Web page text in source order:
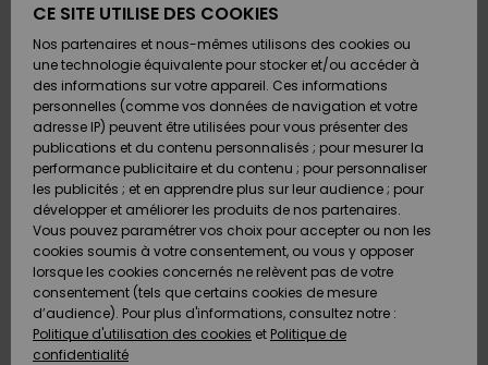
Chaussures
& Tongs
Surf
Snow
Nouveautés
Chaussures
& Tongs
Surf
Snow
Nouveautés
FEMME
A
Découvrir
Snow
SURF
Surf
Shop
Enfant
Highlights
Communauté
SNOW
Snow
Shop
Enfant
Snow
Shop
Femme
A
Découvrir
Communauté
OUTLET
Enfant
Outlet
Femme
AIDE &
CONTACT
Retours
Paiement
Carte
Cadeau
Quiksilver
Freedom
Protection
des
MAGASINS
CE SITE UTILISE DES COOKIES
Nos partenaires et nous-mêmes utilisons des cookies ou
une technologie équivalente pour stocker et/ou accéder à
des informations sur votre appareil. Ces informations
personnelles (comme vos données de navigation et votre
adresse IP) peuvent être utilisées pour vous présenter des
publications et du contenu personnalisés ; pour mesurer la
performance publicitaire et du contenu ; pour personnaliser
les publicités ; et en apprendre plus sur leur audience ; pour
développer et améliorer les produits de nos partenaires.
Vous pouvez paramétrer vos choix pour accepter ou non les
cookies soumis à votre consentement, ou vous y opposer
lorsque les cookies concernés ne relèvent pas de votre
consentement (tels que certains cookies de mesure
d’audience). Pour plus d'informations, consultez notre :
Politique d'utilisation des cookies et Politique de
confidentialité